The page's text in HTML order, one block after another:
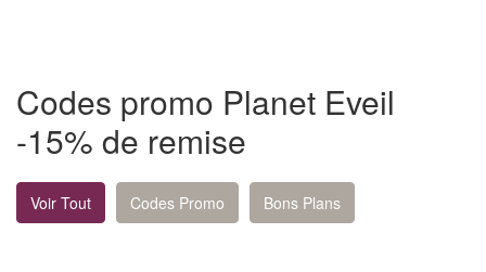
Codes promo Planet Eveil
-15% de remise
Voir Tout Codes Promo Bons Plans